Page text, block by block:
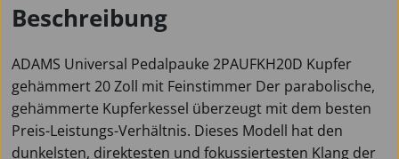
Beschreibung
ADAMS Universal Pedalpauke 2PAUFKH20D Kupfer
gehämmert 20 Zoll mit Feinstimmer Der parabolische,
gehämmerte Kupferkessel überzeugt mit dem besten
Preis-Leistungs-Verhältnis. Dieses Modell hat den
dunkelsten, direktesten und fokussiertesten Klang der